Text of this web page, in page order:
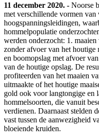
11 december 2020. - Noorse
met verschillende vormen van
hoogspanningsleidingen,
hommelpopulatie
werden onderzocht: 1.
zonder afvoer van het houtige
en boomopslag met afvoer
van de houtige opslag. De
profiteerden van het maaien
uitmaakte of het houtige
gold ook voor langtongige en
hommelsoorten, die vanuit
verdienen. Daarnaast stelden
vast tussen de aanwezigheid
bloeiende kruiden.